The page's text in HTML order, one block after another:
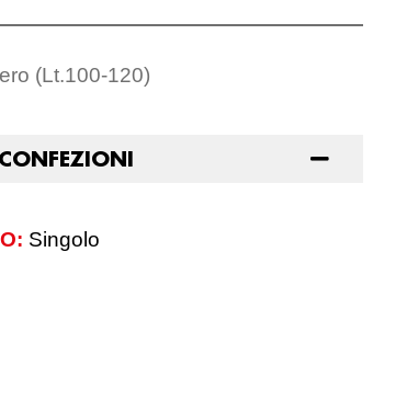
(Lt.100-120)
Singolo